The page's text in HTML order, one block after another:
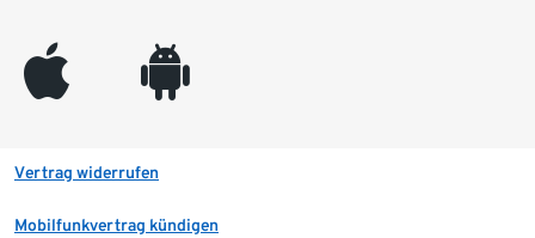
appleinc android
Vertrag widerrufen
Mobilfunkvertrag kündigen